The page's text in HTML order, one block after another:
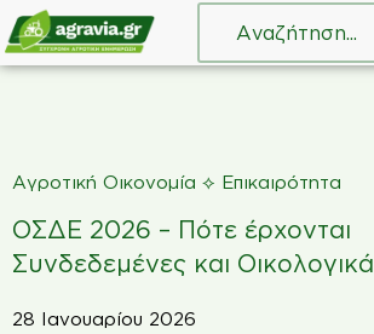
Αγροτική Οικονομία ⟡ Επικαιρότητα
ΟΣΔΕ 2026 – Πότε έρχονται
Συνδεδεμένες και Οικολογικά
28 Ιανουαρίου 2026